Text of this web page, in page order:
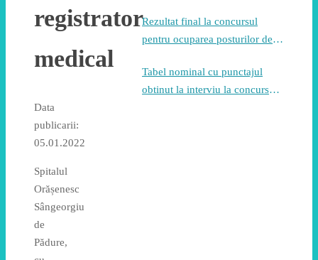
registrator
medical
Data
publicarii:
05.01.2022
Spitalul
Orășenesc
Sângeorgiu
de
Pădure,
Rezultat final la concursul
pentru ocuparea posturilor de
Tabel nominal cu punctajul
obtinut la interviu la concursul